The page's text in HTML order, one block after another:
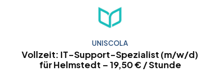
UNISCOLA
Vollzeit: IT-Support-Spezialist (m/w/d)
für Helmstedt – 19,50 € / Stunde